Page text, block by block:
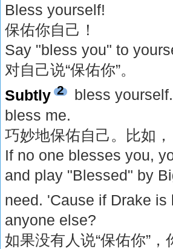
Bless yourself!
保佑你自己！
Say "bless you" to
对自己说“保佑你”。
Subtly 2
bless
bless me.
巧妙地保佑自己。比如
If no one blesses you,
and play "Blessed" by
need. 'Cause if Drake is
anyone else?
如果没有人说“保佑你”